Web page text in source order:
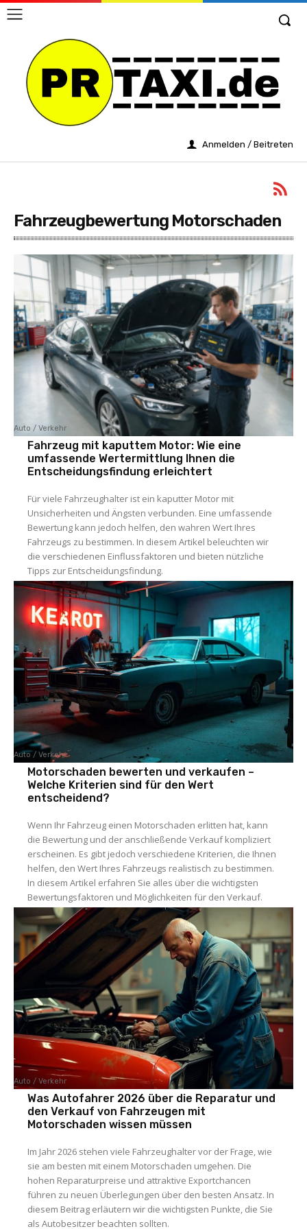
Anmelden / Beitreten
Fahrzeugbewertung Motorschaden
Auto / Verkehr
Fahrzeug mit kaputtem Motor: Wie eine
umfassende Wertermittlung Ihnen die
Entscheidungsfindung erleichtert
Für viele Fahrzeughalter ist ein kaputter Motor mit
Unsicherheiten und Ängsten verbunden. Eine umfassende
Bewertung kann jedoch helfen, den wahren Wert Ihres
Fahrzeugs zu bestimmen. In diesem Artikel beleuchten wir
die verschiedenen Einflussfaktoren und bieten nützliche
Tipps zur Entscheidungsfindung.
Auto / Verkehr
Motorschaden bewerten und verkaufen –
Welche Kriterien sind für den Wert
entscheidend?
Wenn Ihr Fahrzeug einen Motorschaden erlitten hat, kann
die Bewertung und der anschließende Verkauf kompliziert
erscheinen. Es gibt jedoch verschiedene Kriterien, die Ihnen
helfen, den Wert Ihres Fahrzeugs realistisch zu bestimmen.
In diesem Artikel erfahren Sie alles über die wichtigsten
Bewertungsfaktoren und Möglichkeiten für den Verkauf.
Auto / Verkehr
Was Autofahrer 2026 über die Reparatur und
den Verkauf von Fahrzeugen mit
Motorschaden wissen müssen
Im Jahr 2026 stehen viele Fahrzeughalter vor der Frage, wie
sie am besten mit einem Motorschaden umgehen. Die
hohen Reparaturpreise und attraktive Exportchancen
führen zu neuen Überlegungen über den besten Ansatz. In
diesem Beitrag erläutern wir die wichtigsten Punkte, die Sie
als Autobesitzer beachten sollten.